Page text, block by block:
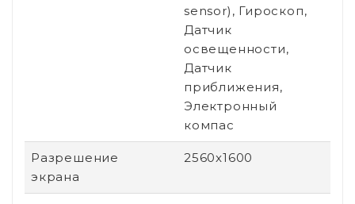
sensor), Гироскоп,
Датчик
освещенности,
Датчик
приближения,
Электронный
компас
Разрешение
экрана
2560x1600